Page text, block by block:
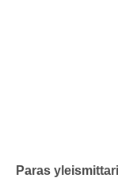
Paras